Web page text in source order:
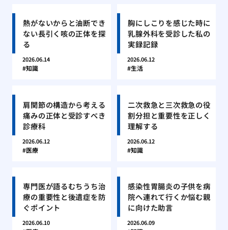
熱がないからと油断でき
ない長引く咳の正体を探
る
2026.06.14
知識
胸にしこりを感じた時に
乳腺外科を受診した私の
実録記録
2026.06.12
生活
肩関節の構造から考える
痛みの正体と受診すべき
診療科
2026.06.12
医療
二次救急と三次救急の役
割分担と重要性を正しく
理解する
2026.06.12
知識
専門医が語るむちうち治
療の重要性と後遺症を防
ぐポイント
2026.06.10
感染性胃腸炎の子供を病
院へ連れて行くか悩む親
に向けた助言
2026.06.09